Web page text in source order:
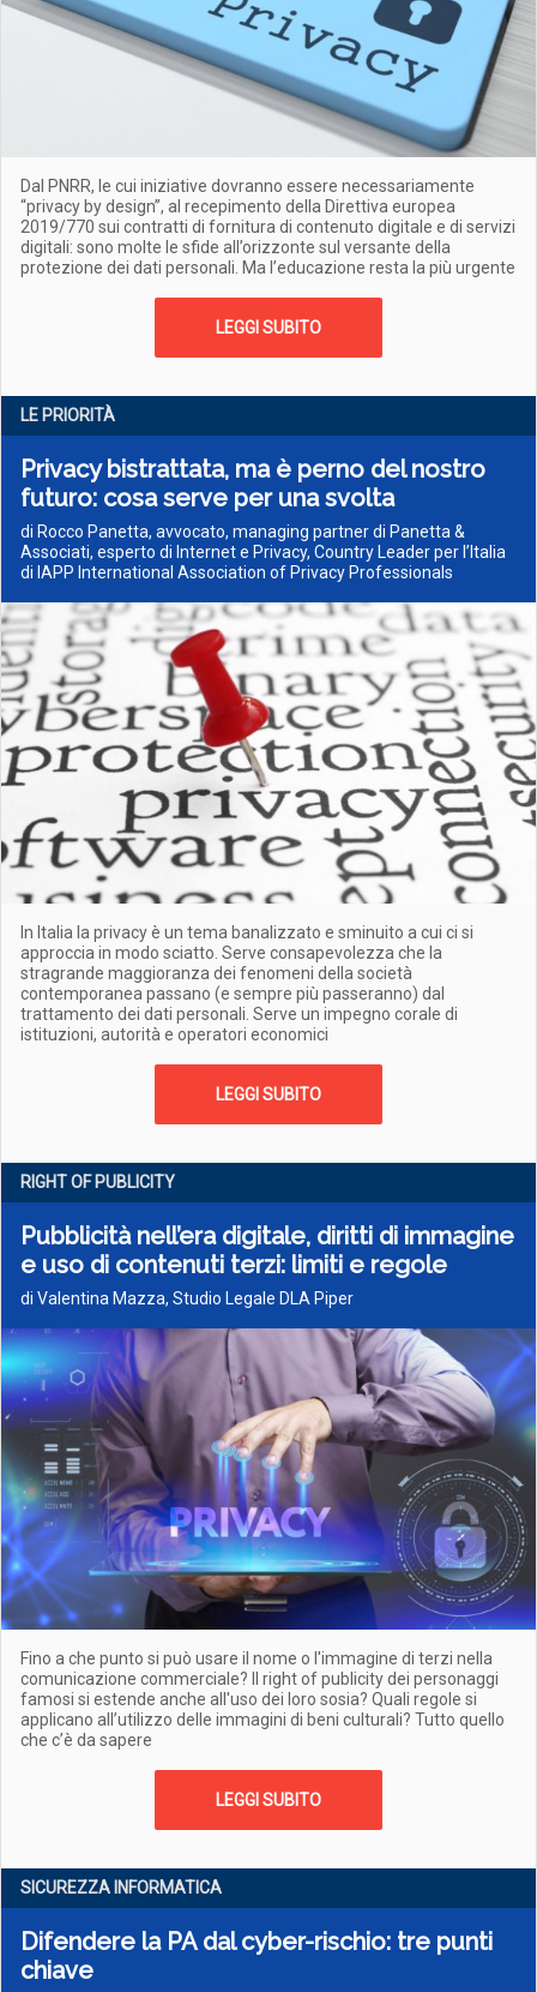
Dal PNRR, le cui iniziative dovranno essere necessariamente
“privacy by design”, al recepimento della Direttiva europea
2019/770 sui contratti di fornitura di contenuto digitale e di servizi
digitali: sono molte le sfide all’orizzonte sul versante della
protezione dei dati personali. Ma l’educazione resta la più urgente
LEGGI SUBITO
LE PRIORITÀ
Privacy bistrattata, ma è perno del nostro
futuro: cosa serve per una svolta
di Rocco Panetta, avvocato, managing partner di Panetta &
Associati, esperto di Internet e Privacy, Country Leader per l’Italia
di IAPP International Association of Privacy Professionals
In Italia la privacy è un tema banalizzato e sminuito a cui ci si
approccia in modo sciatto. Serve consapevolezza che la
stragrande maggioranza dei fenomeni della società
contemporanea passano (e sempre più passeranno) dal
trattamento dei dati personali. Serve un impegno corale di
istituzioni, autorità e operatori economici
LEGGI SUBITO
RIGHT OF PUBLICITY
Pubblicità nell’era digitale, diritti di immagine
e uso di contenuti terzi: limiti e regole
di Valentina Mazza, Studio Legale DLA Piper
Fino a che punto si può usare il nome o l'immagine di terzi nella
comunicazione commerciale? Il right of publicity dei personaggi
famosi si estende anche all'uso dei loro sosia? Quali regole si
applicano all’utilizzo delle immagini di beni culturali? Tutto quello
che c’è da sapere
LEGGI SUBITO
SICUREZZA INFORMATICA
Difendere la PA dal cyber-rischio: tre punti
chiave